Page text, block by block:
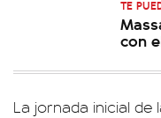
TE
con
La jornada inicial